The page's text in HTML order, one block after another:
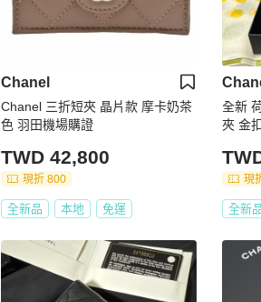
Chanel
Chanel 三折短夾 晶片款 摩卡奶茶
色 羽田機場購證
TWD 42,800
現折 800
全新品 本地 免運
全新
夾 金
現
全新